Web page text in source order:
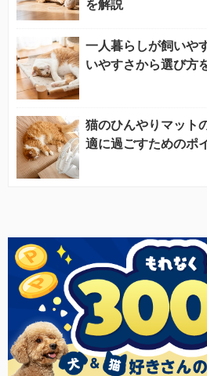
を解説
一人暮らしが飼いや
いやすさから選び方
猫のひんやりマット
適に過ごすためのポ